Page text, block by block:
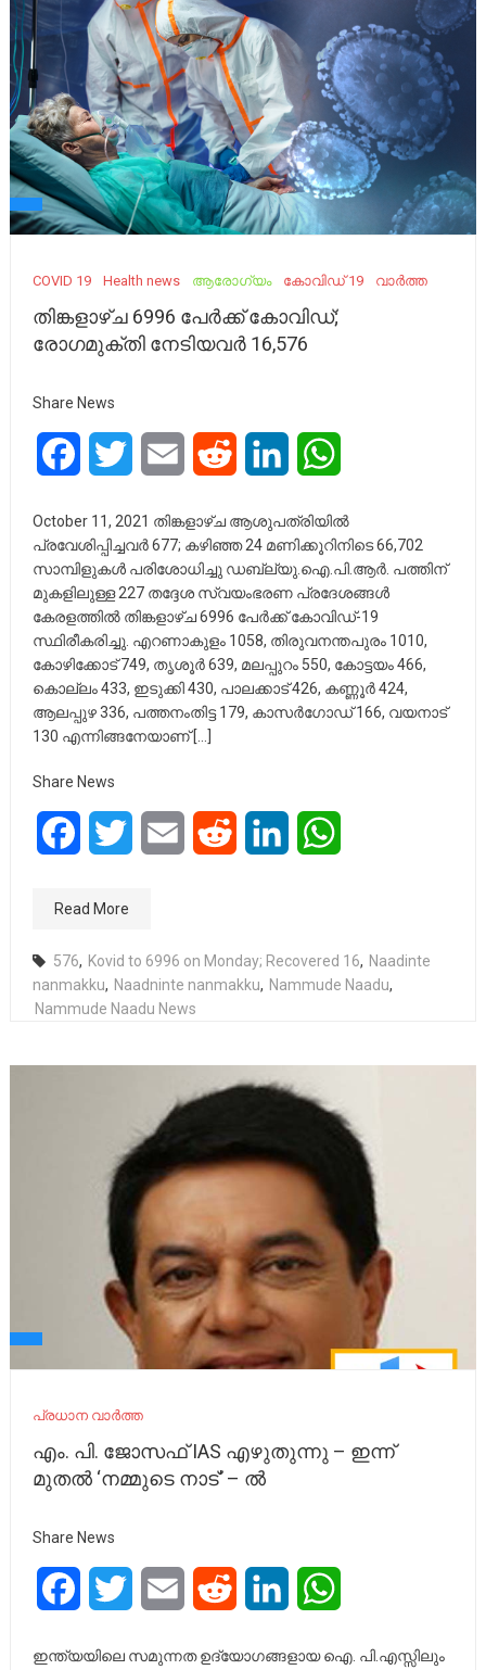
COVID 19 Health news ആരോഗ്യം കോവിഡ് 19 വാർത്ത
തിങ്കളാഴ്ച 6996 പേര്‍ക്ക് കോവിഡ്;
രോഗമുക്തി നേടിയവര്‍ 16,576
Share News
FacebookTwitter Email Reddit LinkedIn
October 11, 2021 തിങ്കളാഴ്ച ആശുപത്രിയില്‍
പ്രവേശിപ്പിച്ചവര്‍ 677; കഴിഞ്ഞ 24 മണിക്കൂറിനിടെ 66,702
സാമ്പിളുകള്‍ പരിശോധിച്ചു ഡബ്ല്യു.ഐ.പി.ആര്‍. പത്തിന്
മുകളിലുള്ള 227 തദ്ദേശ സ്വയംഭരണ പ്രദേശങ്ങള്‍
കേരളത്തില്‍ തിങ്കളാഴ്ച 6996 പേര്‍ക്ക് കോവിഡ്-19
സ്ഥിരീകരിച്ചു. എറണാകുളം 1058, തിരുവനന്തപുരം 1010,
കോഴിക്കോട് 749, തൃശൂര്‍ 639, മലപ്പുറം 550, കോട്ടയം 466,
കൊല്ലം 433, ഇടുക്കി 430, പാലക്കാട് 426, കണ്ണൂര്‍ 424,
ആലപ്പുഴ 336, പത്തനംതിട്ട 179, കാസര്‍ഗോഡ് 166, വയനാട്
130 എന്നിങ്ങനേയാണ് […]
Share News
FacebookTwitter Email Reddit LinkedIn
Read More
576, Kovid to 6996 on Monday; Recovered 16, Naadinte
nanmakku, Naadninte nanmakku, Nammude Naadu,
Nammude Naadu News
പ്രധാന വാർത്ത
എം. പി. ജോസഫ് IAS എഴുതുന്നു – ഇന്ന്
മുതൽ ‘നമ്മുടെ നാട്’ – ൽ
Share News
FacebookTwitter Email Reddit LinkedIn
ഇന്ത്യയിലെ സമുന്നത ഉദ്യോഗങ്ങളായ ഐ. പി.എസ്സിലും